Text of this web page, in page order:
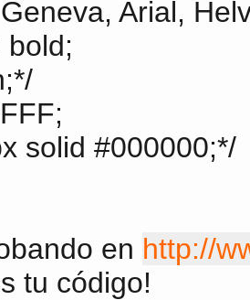
Arial,
solid #000000;*/
en http://
tu código!